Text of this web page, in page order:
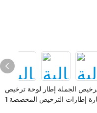
الجملة إطار لوحة ترخيص
إطارات الترخيص المخصصة1